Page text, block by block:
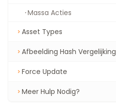
Massa Acties
Asset Types
Afbeelding Hash Vergelijking
Force Update
Meer Hulp Nodig?